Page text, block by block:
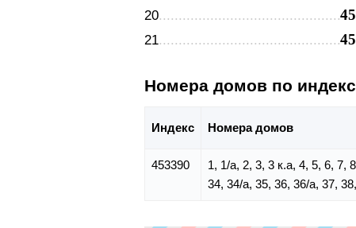
20
21
Номера домов по
Индекс Номера домов
453390
1, 1/а, 2, 3, 3 к.а, 4, 5, 6, 7,
34, 34/а, 35, 36, 36/а, 37,